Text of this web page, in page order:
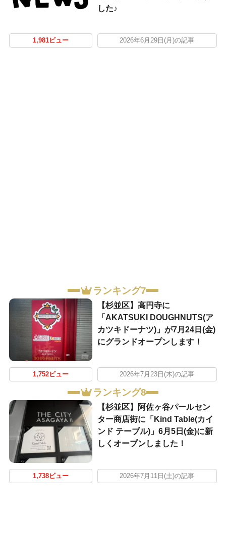
した♪
1,981ビュー 2026年6月29日(月)の記事
ランキング7
【杉並区】高円寺に
「AKATSUKI DOUGHNUTS(ア
カツキドーナツ)」が7月24日(金)
にグランドオープンします！
1,752ビュー 2026年7月23日(木)の記事
ランキング8
【杉並区】阿佐ヶ谷パールセン
ター商店街に「Kind Table(カイ
ンド テーブル)」6月5日(金)に新
しくオープンしました！
1,738ビュー 2026年7月11日(土)の記事